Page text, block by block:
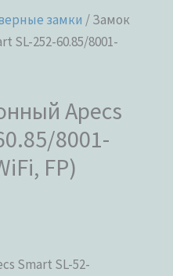
замки / Замок
SL-252-60.85/8001-
Apecs
8001-
FP)
Smart SL-52-